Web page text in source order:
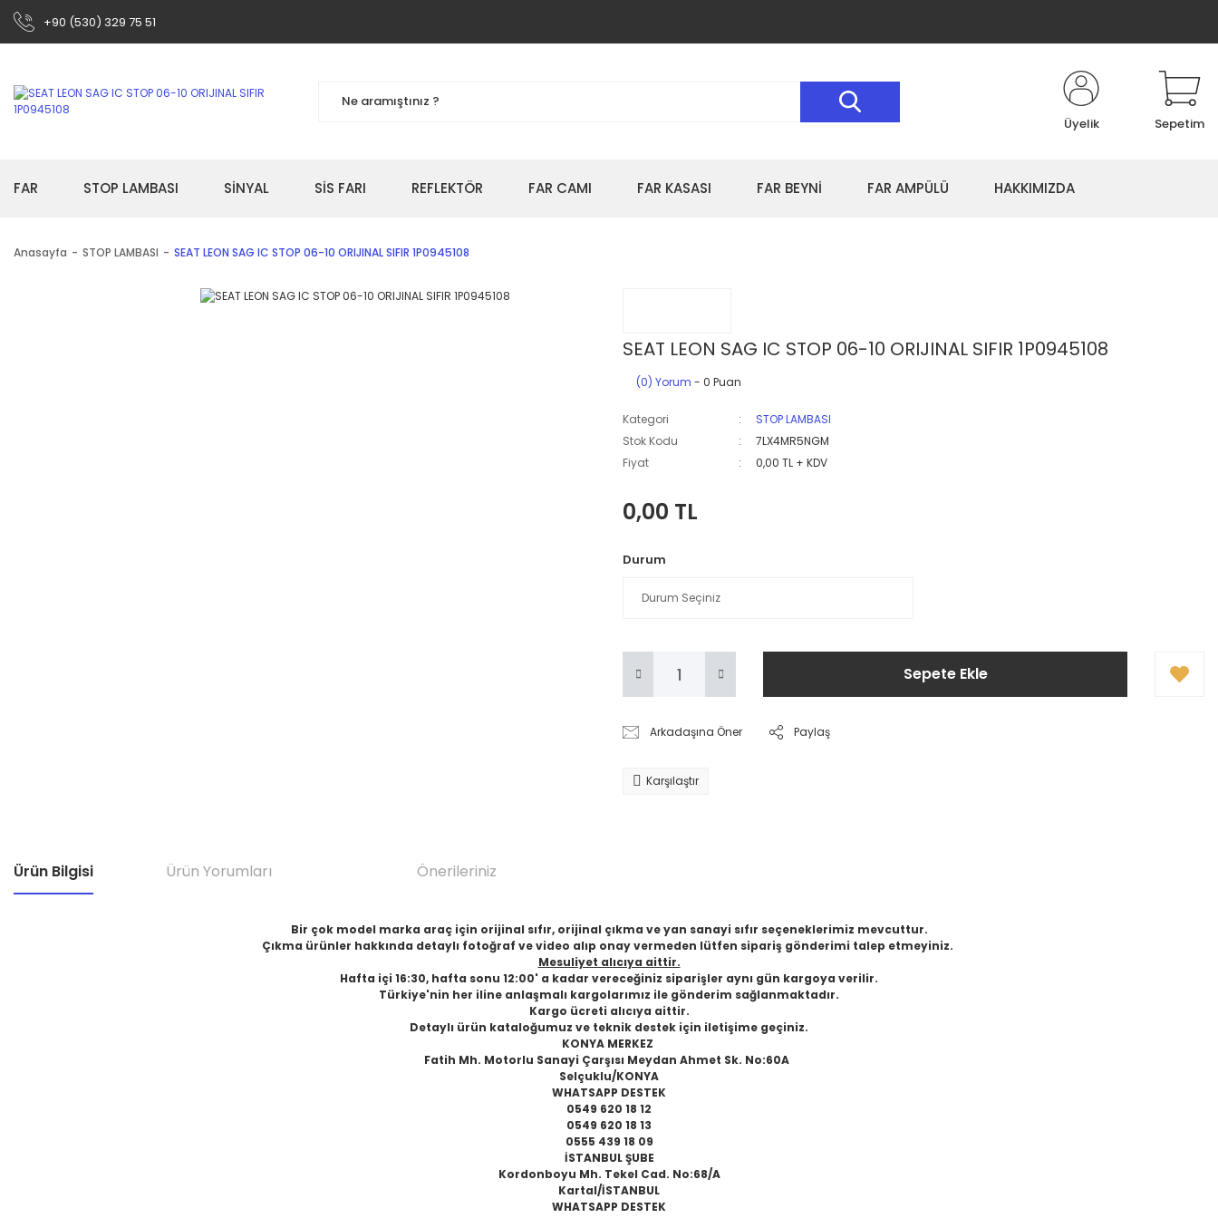
+90 (530) 329 75 51
Üyelik Sepetim
FAR STOP LAMBASI SİNYAL SİS FARI REFLEKTÖR FAR CAMI FAR KASASI FAR BEYNİ FAR AMPÜLÜ HAKKIMIZDA
Anasayfa STOP LAMBASI SEAT LEON SAG IC STOP 06-10 ORIJINAL SIFIR 1P0945108
SEAT LEON SAG IC STOP 06-10 ORIJINAL SIFIR 1P0945108
(0) Yorum - 0 Puan
Kategori
STOP LAMBASI
Stok Kodu
7LX4MR5NGM
Fiyat
0,00 TL + KDV
0,00 TL
Durum
Sepete Ekle
Arkadaşına Öner Paylaş
Karşılaştır
Ürün Bilgisi Ürün Yorumları Önerileriniz
Bir çok model marka araç için orijinal sıfır, orijinal çıkma ve yan sanayi sıfır seçeneklerimiz mevcuttur.
Çıkma ürünler hakkında detaylı fotoğraf ve video alıp onay vermeden lütfen sipariş gönderimi talep etmeyiniz.
Mesuliyet alıcıya aittir.
Hafta içi 16:30, hafta sonu 12:00' a kadar vereceğiniz siparişler aynı gün kargoya verilir.
Türkiye'nin her iline anlaşmalı kargolarımız ile gönderim sağlanmaktadır.
Kargo ücreti alıcıya aittir.
Detaylı ürün kataloğumuz ve teknik destek için iletişime geçiniz.
KONYA MERKEZ
Fatih Mh. Motorlu Sanayi Çarşısı Meydan Ahmet Sk. No:60A
Selçuklu/KONYA
WHATSAPP DESTEK
0549 620 18 12
0549 620 18 13
0555 439 18 09
İSTANBUL ŞUBE
Kordonboyu Mh. Tekel Cad. No:68/A
Kartal/İSTANBUL
WHATSAPP DESTEK